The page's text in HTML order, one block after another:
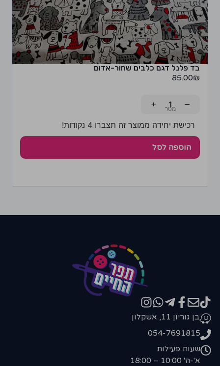
בד פלנל דגם כלבים שחור-אדום
85.00₪
−
+
רכישת יחידה ממוצר זה תצברו 4 נקודות!
הוספה לסל
בן גוריון 11, אשקלון
054-7691815
שעות פעילות
א'-ה' 10:00 – 18:00